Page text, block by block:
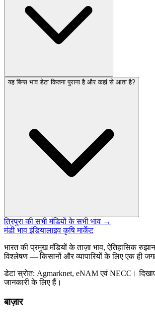
यह बिन्स भाव डेटा कितना पुराना है और कहां से आता है?
त्रिपुरा की सभी मंडियों के सभी भाव →
मंडी भाव इंडियालाइव कृषि मार्केट
भारत की प्रमुख मंडियों के ताज़ा भाव, ऐतिहासिक
विश्लेषण — किसानों और व्यापारियों के लिए एक ही
डेटा स्रोत: Agmarknet, eNAM एवं NECC।
जानकारी के लिए हैं।
बाज़ार